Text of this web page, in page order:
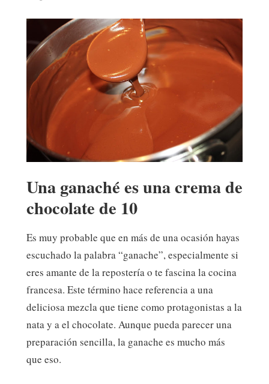
Una ganaché es una crema de
chocolate de 10
Es muy probable que en más de una ocasión hayas
escuchado la palabra “ganache”, especialmente si
eres amante de la repostería o te fascina la cocina
francesa. Este término hace referencia a una
deliciosa mezcla que tiene como protagonistas a la
nata y a el chocolate. Aunque pueda parecer una
preparación sencilla, la ganache es mucho más
que eso.